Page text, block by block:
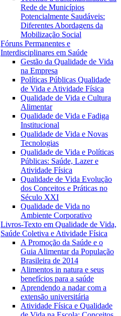
Rede de Municípios
Potencialmente Saudáveis:
Diferentes Abordagens da
Mobilização Social
Fóruns Permanentes e
Interdisciplinares em Saúde
Gestão da Qualidade de Vida
na Empresa
Políticas Públicas Qualidade
de Vida e Atividade Física
Qualidade de Vida e Cultura
Alimentar
Qualidade de Vida e Fadiga
Institucional
Qualidade de Vida e Novas
Tecnologias
Qualidade de Vida e Políticas
Públicas: Saúde, Lazer e
Atividade Física
Qualidade de Vida Evolução
dos Conceitos e Práticas no
Século XXI
Qualidade de Vida no
Ambiente Corporativo
Livros-Texto em Qualidade de Vida,
Saúde Coletiva e Atividade Física
A Promoção da Saúde e o
Guia Alimentar da População
Brasileira de 2014
Alimentos in natura e seus
benefícios para a saúde
Aprendendo a nadar com a
extensão universitária
Atividade Física e Qualidade